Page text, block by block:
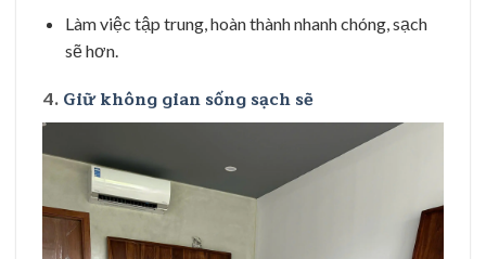
Làm việc tập trung, hoàn thành nhanh chóng, sạch
sẽ hơn.
4.Giữ không gian sống sạch sẽ